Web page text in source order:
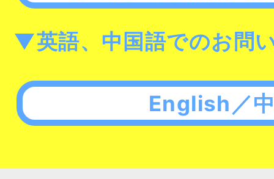
▼英語、中国語でのお問
English／